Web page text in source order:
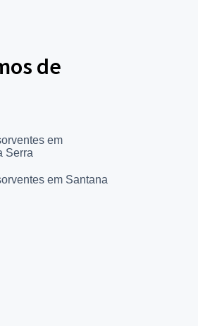
de
em
Serra
em Santana